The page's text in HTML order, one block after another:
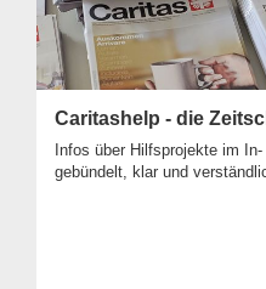
Caritashelp - die
Infos über Hilfsprojekte im
gebündelt, klar und